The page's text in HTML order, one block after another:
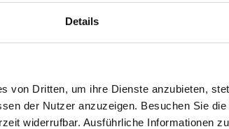
Details
von Dritten, um ihre Dienste anzubieten,
der Nutzer anzuzeigen. Besuchen Sie
widerrufbar. Ausführliche Informationen